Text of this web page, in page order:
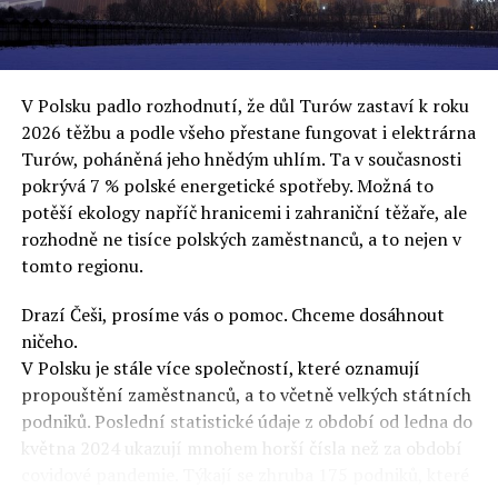
uvěří a nebudou se ptát na podrobnosti,“ řekl Rafał
Ziemkiewicz, redaktor týdeníku Do Rzeczy a ironicky
dodal: „Když se nynějšímu vedení státního hřebčince
podařilo prodat na aukci 10 plemenných koní za 600
000 euro, bylo to provládními médii oslavované jako
velký úspěch. Za vlády PiS se 14 koní prodalo za 2,5
milionu euro, což bylo stejnou mediální partou
komentováno jako konec polského chovu koní. Ve vidění
kontrolorů činnosti PiS ale určitě šlo při prodeji koní o
praní peněz či jinou nelegální činnost.“
Tuskova čísla jsou ale ujetá i jinde, pokračoval
Ziemkiewicz. „Ve vládní aféře PiS kolem vydávání víz
Tusk tvrdil, že za vlády dnešní opozice se nelegálně
prodalo 600 000 víz do Polska. Byla na to dokonce
vytvořena parlamentní vyšetřovací komise, která přišla
ale pouze na to, že 220 víz do Polska bylo
prostřednictvím úplatků uspíšeno, tedy že víza byla
V Polsku padlo rozhodnutí, že důl Turów zastaví k roku
2026 těžbu a podle všeho přestane fungovat i elektrárna
Turów, poháněná jeho hnědým uhlím. Ta v současnosti
pokrývá 7 % polské energetické spotřeby. Možná to
potěší ekology napříč hranicemi i zahraniční těžaře, ale
rozhodně ne tisíce polských zaměstnanců, a to nejen v
tomto regionu.
Drazí Češi, prosíme vás o pomoc. Chceme dosáhnout
ničeho.
V Polsku je stále více společností, které oznamují
propouštění zaměstnanců, a to včetně velkých státních
podniků. Poslední statistické údaje z období od ledna do
května 2024 ukazují mnohem horší čísla než za období